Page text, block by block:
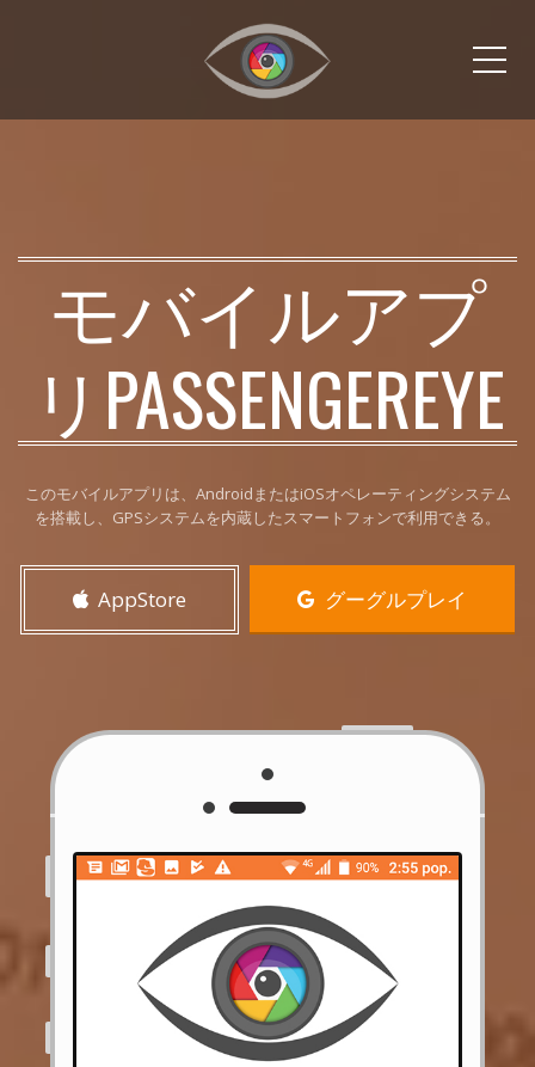
メ
モバイルアプ
リPASSENGEREYE
このモバイルアプリは、AndroidまたはiOSオペレーティングシステム
を搭載し、GPSシステムを内蔵したスマートフォンで利用できる。
AppStore グーグルプレイ